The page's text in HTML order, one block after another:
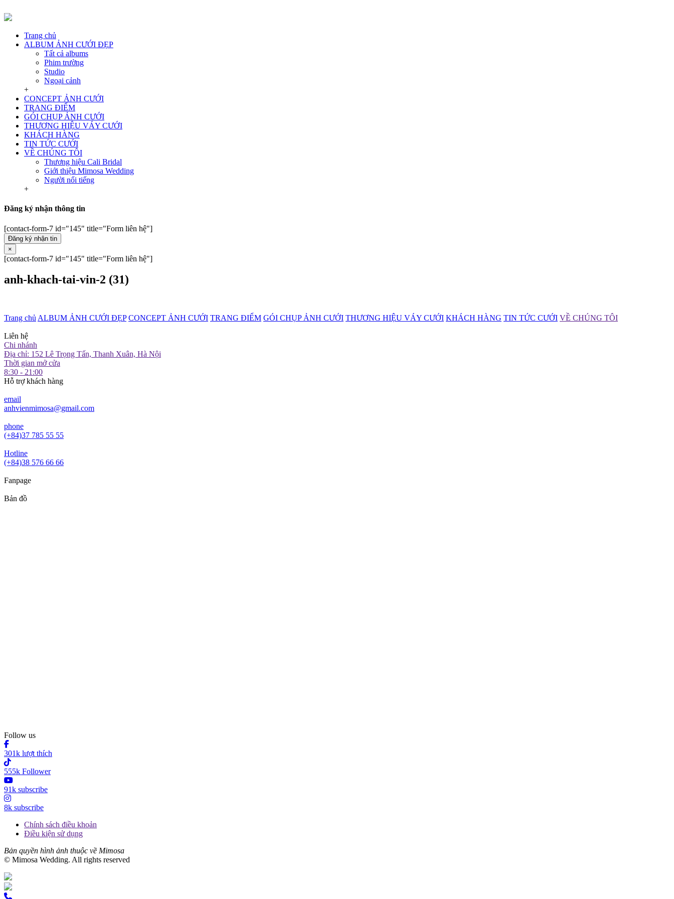
Trang chủ
ALBUM ẢNH CƯỚI ĐẸP
Tất cả albums
Phim trường
Studio
Ngoại cảnh
+
CONCEPT ẢNH CƯỚI
TRANG ĐIỂM
GÓI CHỤP ẢNH CƯỚI
THƯƠNG HIỆU VÁY CƯỚI
KHÁCH HÀNG
TIN TỨC CƯỚI
VỀ CHÚNG TÔI
Thương hiệu Cali Bridal
Giới thiệu Mimosa Wedding
Người nổi tiếng
+
Đăng ký nhận thông tin
[contact-form-7 id="145" title="Form liên hệ"]
Đăng ký nhận tin
×
[contact-form-7 id="145" title="Form liên hệ"]
anh-khach-tai-vin-2 (31)
Trang chủ ALBUM ẢNH CƯỚI ĐẸP CONCEPT ẢNH CƯỚI TRANG ĐIỂM GÓI CHỤP ẢNH CƯỚI THƯƠNG HIỆU VÁY CƯỚI KHÁCH HÀNG TIN TỨC CƯỚI VỀ CHÚNG TÔI
Liên hệ
Chi nhánh
Địa chỉ: 152 Lê Trọng Tấn, Thanh Xuân, Hà Nội
Thời gian mở cửa
8:30 - 21:00
Hỗ trợ khách hàng
email
anhvienmimosa@gmail.com
phone
(+84)37 785 55 55
Hotline
(+84)38 576 66 66
Fanpage
Bản đồ
Follow us
301k lượt thích
555k Follower
91k subscribe
8k subscribe
Chính sách điều khoản
Điều kiện sử dụng
Bản quyền hình ảnh thuộc về Mimosa
© Mimosa Wedding. All rights reserved